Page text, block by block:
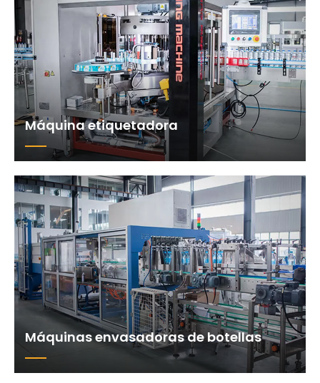
Máquina etiquetadora
Máquinas envasadoras de botellas